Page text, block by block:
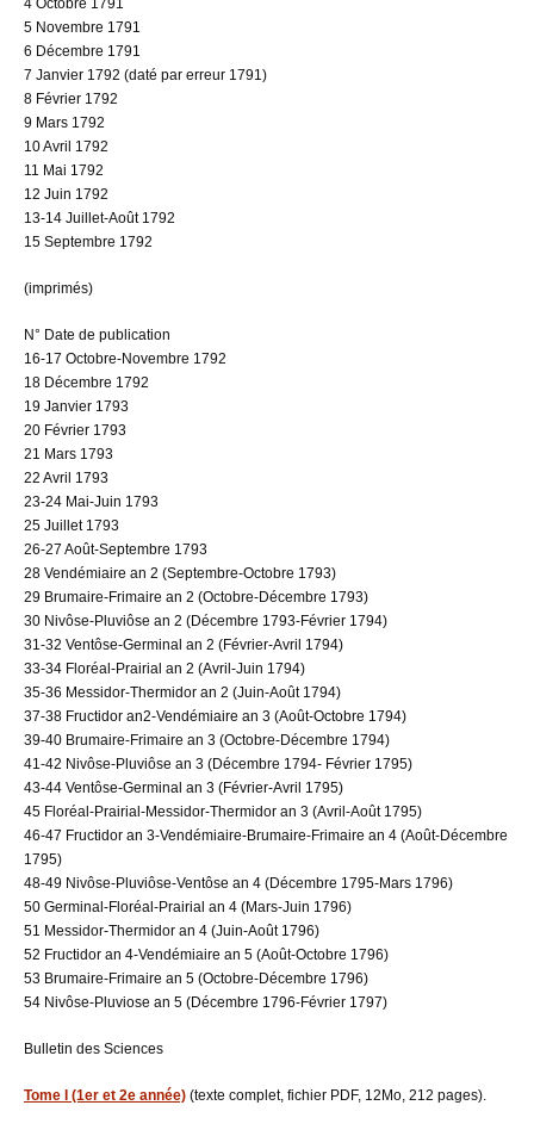
4 Octobre 1791
5 Novembre 1791
6 Décembre 1791
7 Janvier 1792 (daté par erreur 1791)
8 Février 1792
9 Mars 1792
10 Avril 1792
11 Mai 1792
12 Juin 1792
13-14 Juillet-Août 1792
15 Septembre 1792
(imprimés)
N° Date de publication
16-17 Octobre-Novembre 1792
18 Décembre 1792
19 Janvier 1793
20 Février 1793
21 Mars 1793
22 Avril 1793
23-24 Mai-Juin 1793
25 Juillet 1793
26-27 Août-Septembre 1793
28 Vendémiaire an 2 (Septembre-Octobre 1793)
29 Brumaire-Frimaire an 2 (Octobre-Décembre 1793)
30 Nivôse-Pluviôse an 2 (Décembre 1793-Février 1794)
31-32 Ventôse-Germinal an 2 (Février-Avril 1794)
33-34 Floréal-Prairial an 2 (Avril-Juin 1794)
35-36 Messidor-Thermidor an 2 (Juin-Août 1794)
37-38 Fructidor an2-Vendémiaire an 3 (Août-Octobre 1794)
39-40 Brumaire-Frimaire an 3 (Octobre-Décembre 1794)
41-42 Nivôse-Pluviôse an 3 (Décembre 1794- Février 1795)
43-44 Ventôse-Germinal an 3 (Février-Avril 1795)
45 Floréal-Prairial-Messidor-Thermidor an 3 (Avril-Août 1795)
46-47 Fructidor an 3-Vendémiaire-Brumaire-Frimaire an 4 (Août-Décembre
1795)
48-49 Nivôse-Pluviôse-Ventôse an 4 (Décembre 1795-Mars 1796)
50 Germinal-Floréal-Prairial an 4 (Mars-Juin 1796)
51 Messidor-Thermidor an 4 (Juin-Août 1796)
52 Fructidor an 4-Vendémiaire an 5 (Août-Octobre 1796)
53 Brumaire-Frimaire an 5 (Octobre-Décembre 1796)
54 Nivôse-Pluviose an 5 (Décembre 1796-Février 1797)
Bulletin des Sciences
Tome I (1er et 2e année) (texte complet, fichier PDF, 12Mo, 212 pages).